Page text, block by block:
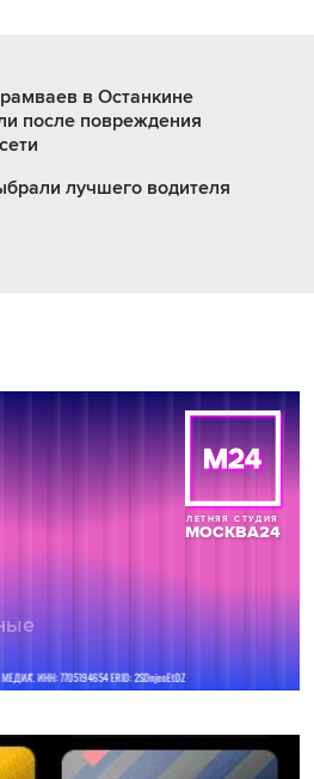
в Останкине
после повреждения
лучшего водителя